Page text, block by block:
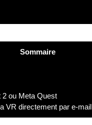
Sommaire
ou Meta Quest
VR directement par e-mail